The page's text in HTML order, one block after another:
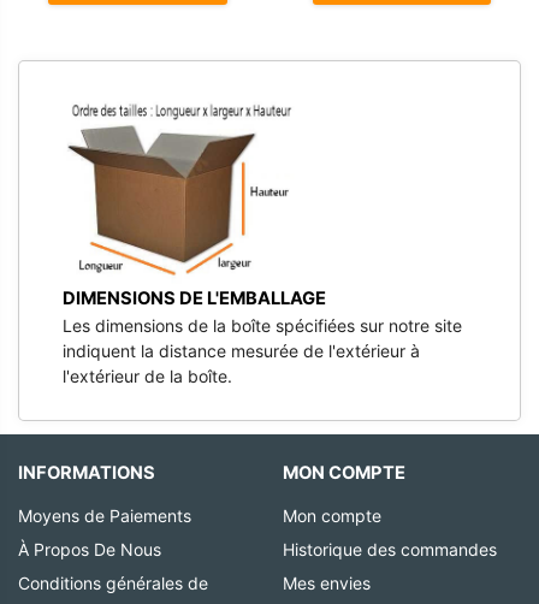
DIMENSIONS DE L'EMBALLAGE
Les dimensions de la boîte spécifiées sur notre site
indiquent la distance mesurée de l'extérieur à
l'extérieur de la boîte.
INFORMATIONS
Moyens de Paiements
À Propos De Nous
Conditions générales de
MON COMPTE
Mon compte
Historique des commandes
Mes envies